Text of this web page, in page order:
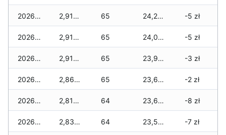
2026-06-02 2,910 zł 65 24,240 zł -5 zł
2026-06-01 2,910 zł 65 24,090 zł -5 zł
2026-05-31 2,910 zł 65 23,915 zł -3 zł
2026-05-30 2,860 zł 65 23,680 zł -2 zł
2026-05-29 2,810 zł 64 23,630 zł -8 zł
2026-05-28 2,835 zł 64 23,505 zł -7 zł